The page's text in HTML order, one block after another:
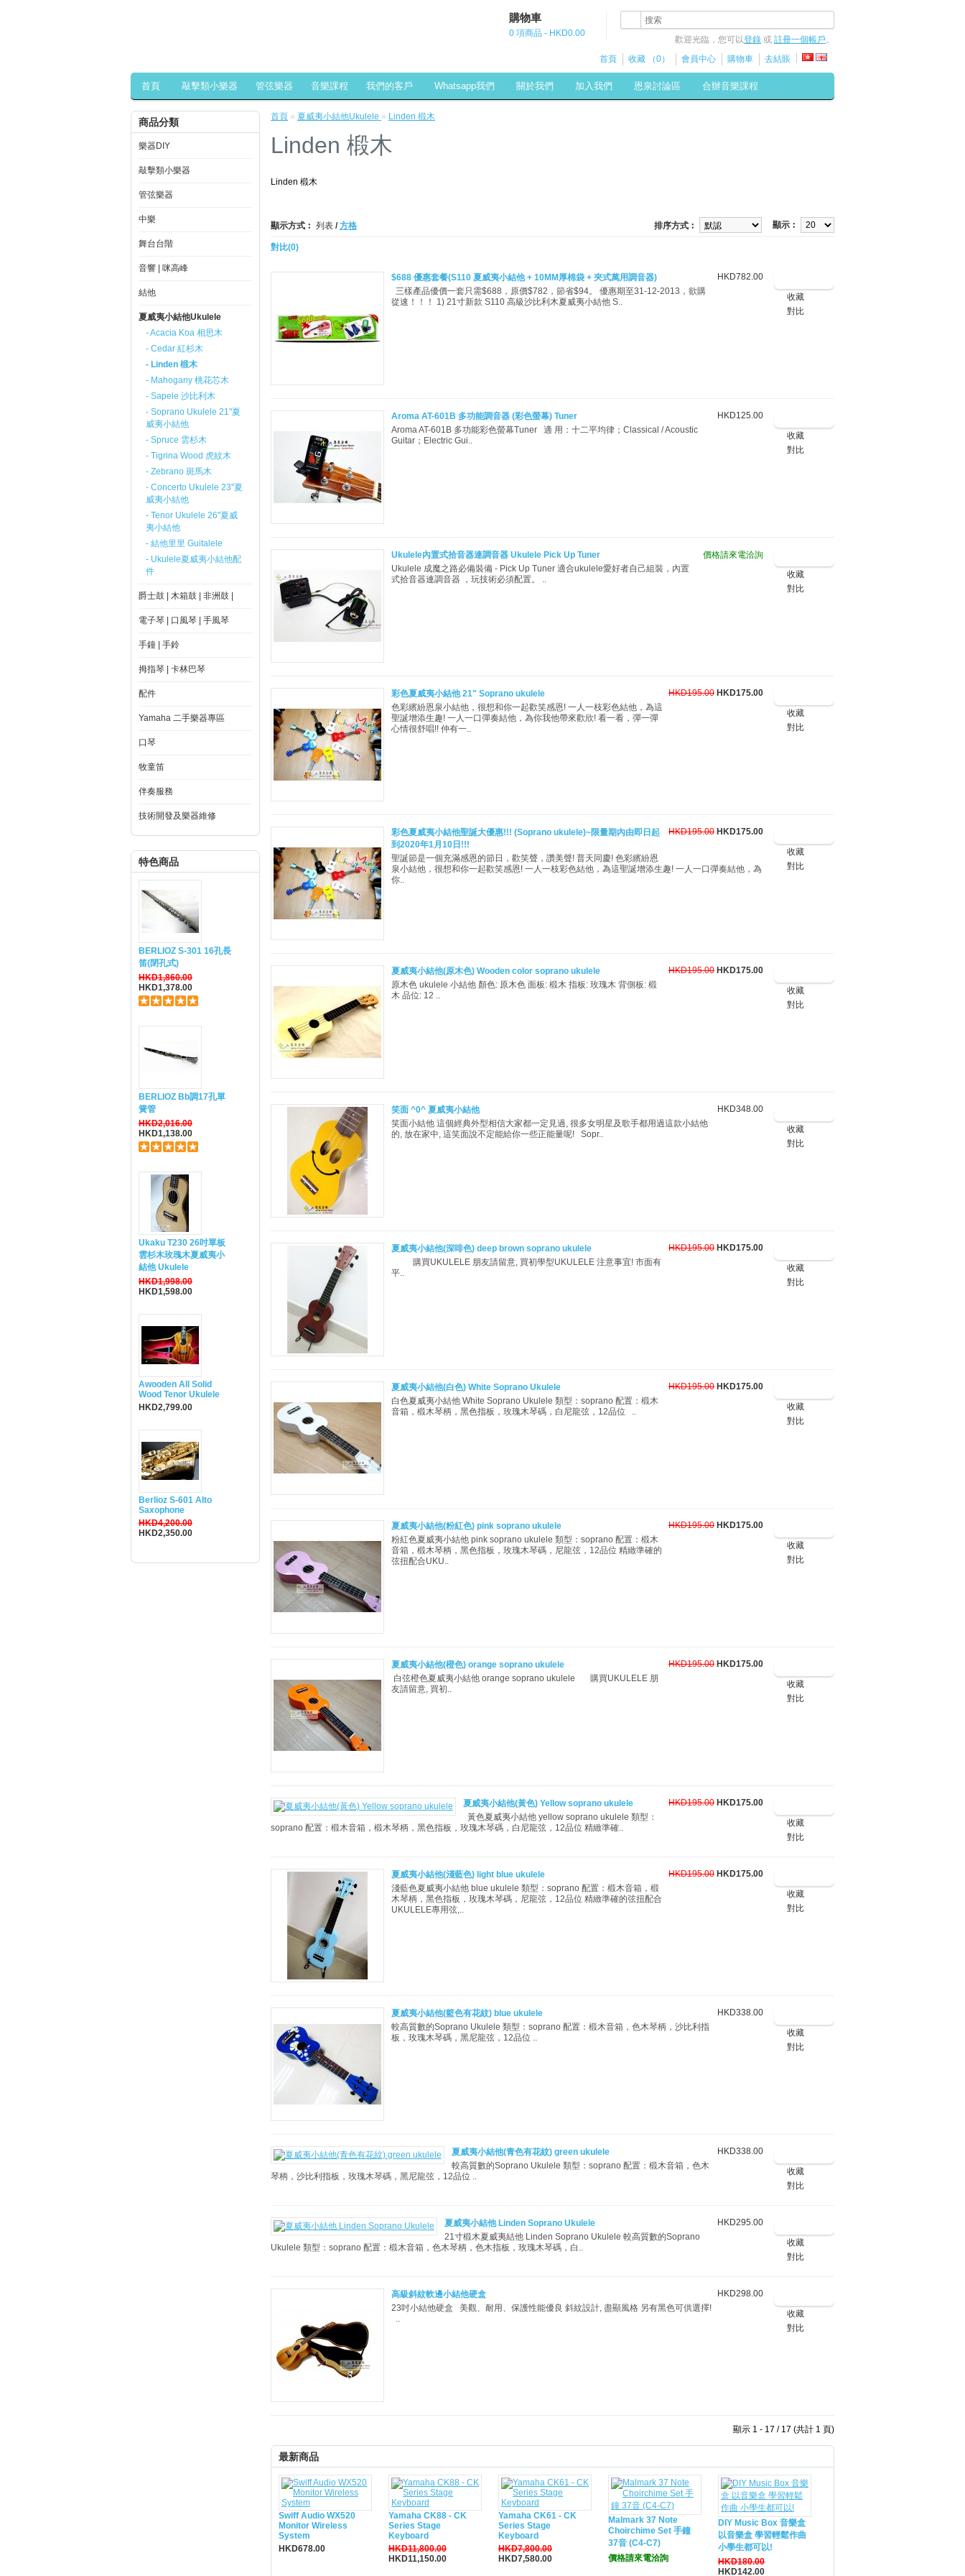
購物車
0 項商品 - HKD0.00
歡迎光臨，您可以登錄 或 註冊一個帳戶。
首頁
收藏 （0） 會員中心 購物車 去結賬
首頁 敲擊類小樂器 管弦樂器 音樂課程 我們的客戶 Whatsapp我們 關於我們 加入我們 恩泉討論區 合辦音樂課程
商品分類
樂器DIY
敲擊類小樂器
管弦樂器
中樂
舞台台階
音響 | 咪高峰
結他
夏威夷小結他Ukulele
- Acacia Koa 相思木
- Cedar 紅杉木
- Linden 椴木
- Mahogany 桃花芯木
- Sapele 沙比利木
- Soprano Ukulele 21"夏
威夷小結他
- Spruce 雲杉木
- Tigrina Wood 虎紋木
- Zebrano 斑馬木
- Concerto Ukulele 23"夏
威夷小結他
- Tenor Ukulele 26"夏威
夷小結他
- 結他里里 Guitalele
- Ukulele夏威夷小結他配
件
爵士鼓 | 木箱鼓 | 非洲鼓 |
電子琴 | 口風琴 | 手風琴
手鐘 | 手鈴
拇指琴 | 卡林巴琴
配件
Yamaha 二手樂器專區
口琴
牧童笛
伴奏服務
技術開發及樂器維修
特色商品
BERLIOZ S-301 16孔長
笛(閉孔式)
HKD1,860.00
HKD1,378.00
BERLIOZ Bb調17孔單
簧管
HKD2,016.00
HKD1,138.00
Ukaku T230 26吋單板
雲杉木玫瑰木夏威夷小
結他 Ukulele
HKD1,998.00
HKD1,598.00
Awooden All Solid
Wood Tenor Ukulele
HKD2,799.00
Berlioz S-601 Alto
Saxophone
HKD4,200.00
HKD2,350.00
首頁 » 夏威夷小結他Ukulele » Linden 椴木
Linden 椴木
Linden 椴木
顯示方式︰ 列表 / 方格 顯示︰
排序方式︰
對比(0)
收藏
對比
HKD782.00
$688 優惠套餐(S110 夏威夷小結他 + 10MM厚棉袋 + 夾式萬用調音器)
三樣產品優價一套只需$688，原價$782，節省$94。 優惠期至31-12-2013，欲購
從速！！！ 1) 21寸新款 S110 高級沙比利木夏威夷小結他 S..
收藏
對比
HKD125.00
Aroma AT-601B 多功能調音器 (彩色螢幕) Tuner
Aroma AT-601B 多功能彩色螢幕Tuner 適 用：十二平均律；Classical / Acoustic
Guitar；Electric Gui..
收藏
對比
價格請來電洽詢
Ukulele內置式拾音器連調音器 Ukulele Pick Up Tuner
Ukulele 成魔之路必備裝備 - Pick Up Tuner 適合ukulele愛好者自己組裝，內置
式拾音器連調音器 ，玩技術必須配置。 ..
收藏
對比
HKD195.00 HKD175.00
彩色夏威夷小結他 21" Soprano ukulele
色彩繽紛恩泉小結他，很想和你一起歡笑感恩! 一人一枝彩色結他，為這
聖誕增添生趣! 一人一口彈奏結他，為你我他帶來歡欣! 看一看，彈一彈
心情很舒唱!! 仲有一..
收藏
對比
HKD195.00 HKD175.00
彩色夏威夷小結他聖誕大優惠!!! (Soprano ukulele)~限量期內由即日起
到2020年1月10日!!!
聖誕節是一個充滿感恩的節日，歡笑聲，讚美聲! 普天同慶! 色彩繽紛恩
泉小結他，很想和你一起歡笑感恩! 一人一枝彩色結他，為這聖誕增添生趣! 一人一口彈奏結他，為
你..
收藏
對比
HKD195.00 HKD175.00
夏威夷小結他(原木色) Wooden color soprano ukulele
原木色 ukulele 小結他 顏色: 原木色 面板: 椴木 指板: 玫瑰木 背側板: 椴
木 品位: 12 ..
收藏
對比
HKD348.00
笑面 ^0^ 夏威夷小結他
笑面小結他 這個經典外型相信大家都一定見過, 很多女明星及歌手都用過這款小結他
的, 放在家中, 這笑面說不定能給你一些正能量呢! Sopr..
收藏
對比
HKD195.00 HKD175.00
夏威夷小結他(深啡色) deep brown soprano ukulele
購買UKULELE 朋友請留意, 買初學型UKULELE 注意事宜! 市面有
平..
收藏
對比
HKD195.00 HKD175.00
夏威夷小結他(白色) White Soprano Ukulele
白色夏威夷小結他 White Soprano Ukulele 類型：soprano 配置：椴木
音箱，椴木琴柄，黑色指板，玫瑰木琴碼，白尼龍弦，12品位 ..
收藏
對比
HKD195.00 HKD175.00
夏威夷小結他(粉紅色) pink soprano ukulele
粉紅色夏威夷小結他 pink soprano ukulele 類型：soprano 配置：椴木
音箱，椴木琴柄，黑色指板，玫瑰木琴碼，尼龍弦，12品位 精緻準確的
弦扭配合UKU..
收藏
對比
HKD195.00 HKD175.00
夏威夷小結他(橙色) orange soprano ukulele
白弦橙色夏威夷小結他 orange soprano ukulele 購買UKULELE 朋
友請留意, 買初..
收藏
對比
HKD195.00 HKD175.00
夏威夷小結他(黃色) Yellow soprano ukulele
黃色夏威夷小結他 yellow soprano ukulele 類型：
soprano 配置：椴木音箱，椴木琴柄，黑色指板，玫瑰木琴碼，白尼龍弦，12品位 精緻準確..
收藏
對比
HKD195.00 HKD175.00
夏威夷小結他(淺藍色) light blue ukulele
淺藍色夏威夷小結他 blue ukulele 類型：soprano 配置：椴木音箱，椴
木琴柄，黑色指板，玫瑰木琴碼，尼龍弦，12品位 精緻準確的弦扭配合
UKULELE專用弦,..
收藏
對比
HKD338.00
夏威夷小結他(籃色有花紋) blue ukulele
較高質數的Soprano Ukulele 類型：soprano 配置：椴木音箱，色木琴柄，沙比利指
板，玫瑰木琴碼，黑尼龍弦，12品位 ..
收藏
對比
HKD338.00
夏威夷小結他(青色有花紋) green ukulele
較高質數的Soprano Ukulele 類型：soprano 配置：椴木音箱，色木
琴柄，沙比利指板，玫瑰木琴碼，黑尼龍弦，12品位 ..
收藏
對比
HKD295.00
夏威夷小結他 Linden Soprano Ukulele
21寸椴木夏威夷結他 Linden Soprano Ukulele 較高質數的Soprano
Ukulele 類型：soprano 配置：椴木音箱，色木琴柄，色木指板，玫瑰木琴碼，白..
收藏
對比
HKD298.00
高級斜紋軟邊小結他硬盒
23吋小結他硬盒 美觀、耐用、保護性能優良 斜紋設計, 盡顯風格 另有黑色可供選擇!
..
顯示 1 - 17 / 17 (共計 1 頁)
最新商品
Swiff Audio WX520
Monitor Wireless
System
HKD678.00
Yamaha CK88 - CK
Series Stage
Keyboard
HKD11,800.00
HKD11,150.00
Yamaha CK61 - CK
Series Stage
Keyboard
HKD7,800.00
HKD7,580.00
Malmark 37 Note
Choirchime Set 手鐘
37音 (C4-C7)
價格請來電洽詢
DIY Music Box 音樂盒
以音樂盒 學習輕鬆作曲
小學生都可以!
HKD180.00
HKD142.00